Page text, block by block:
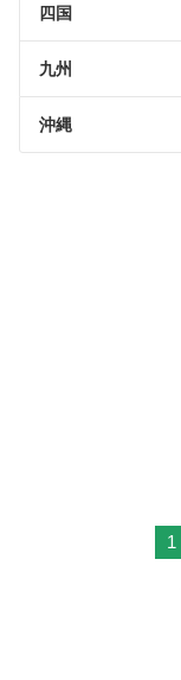
四国
九州
沖縄
1